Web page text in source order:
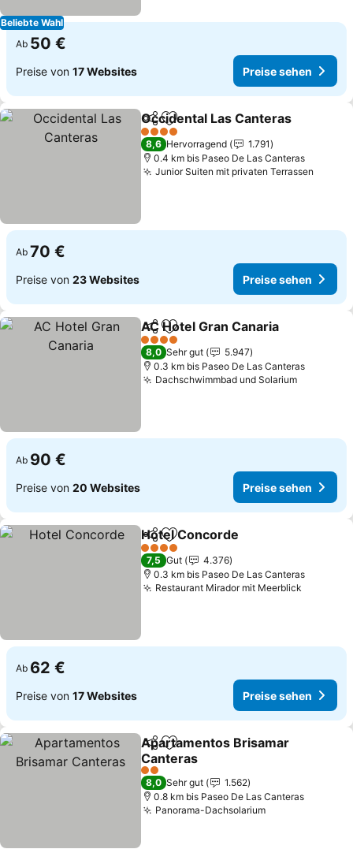
Beliebte Wahl
Ab 50 €
Preise von 17 Websites Preise sehen
TeilenZu Favoriten hinzufügen
Occidental Las Canteras
4 Sterne
8,6 Hervorragend
1.791
0.4 km bis Paseo De Las Canteras
Junior Suiten mit privaten Terrassen
Ab 70 €
Preise von 23 Websites Preise sehen
TeilenZu Favoriten hinzufügen
AC Hotel Gran Canaria
4 Sterne
8,0 Sehr gut
5.947
0.3 km bis Paseo De Las Canteras
Dachschwimmbad und SolariumPreise
Ab 90 €
Preise von 20 Websites Preise sehen
TeilenZu Favoriten hinzufügen
Hotel Concorde
4 Sterne
7,5 Gut
4.376
0.3 km bis Paseo De Las Canteras
Restaurant Mirador mit Meerblick
Ab 62 €
Preise von 17 Websites Preise sehen
TeilenZu Favoriten hinzufügen
Apartamentos Brisamar
Canteras
Preise sehen
2 Sterne
8,0 Sehr gut
1.562
0.8 km bis Paseo De Las Canteras
Panorama-DachsolariumPreise sehen